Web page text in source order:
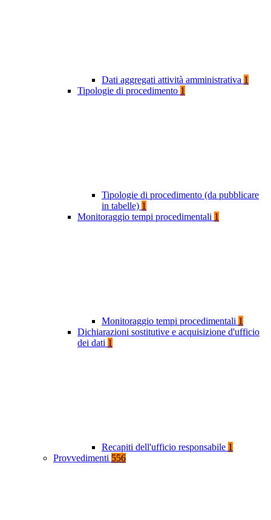
Dati aggregati attività amministrativa 1
Tipologie di procedimento 1
Tipologie di procedimento (da pubblicare
in tabelle) 1
Monitoraggio tempi procedimentali 1
Monitoraggio tempi procedimentali 1
Dichiarazioni sostitutive e acquisizione d'ufficio
dei dati 1
Recapiti dell'ufficio responsabile 1
Provvedimenti 556